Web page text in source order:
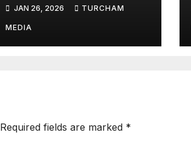
JAN 26, 2026 TURCHAM
MEDIA
Required fields are marked *